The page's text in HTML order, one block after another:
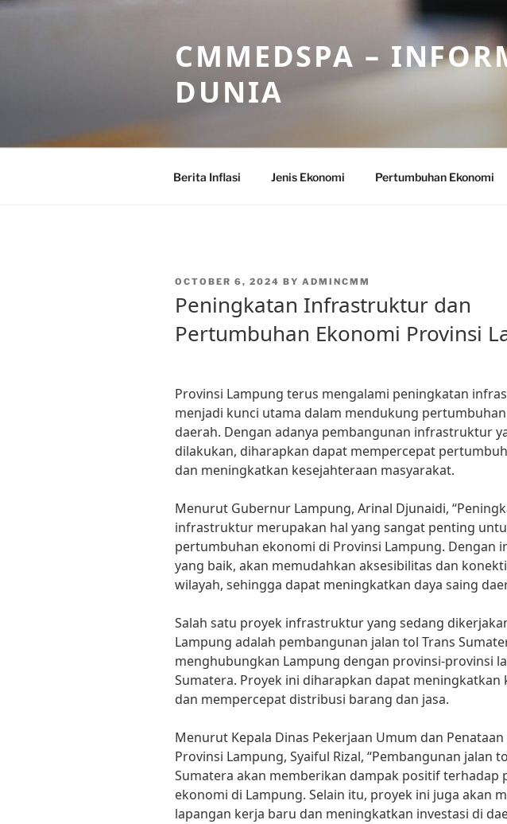
Skip
CMMEDSPA –
DUNIA
Berita Inflasi Jenis Ekonomi Pertumbuhan Ekonomi
POSTED
OCTOBER 6, 2024 BY ADMINCMM
Peningkatan Infrastruktur dan
Pertumbuhan Ekonomi Provinsi
Provinsi Lampung terus mengalami peningkatan
menjadi kunci utama dalam mendukung
daerah. Dengan adanya pembangunan infrastruktur
dilakukan, diharapkan dapat mempercepat
dan meningkatkan kesejahteraan masyarakat.
Menurut Gubernur Lampung, Arinal Djunaidi,
infrastruktur merupakan hal yang sangat penting
pertumbuhan ekonomi di Provinsi Lampung. Dengan
yang baik, akan memudahkan aksesibilitas dan
wilayah, sehingga dapat meningkatkan daya saing
Salah satu proyek infrastruktur yang sedang
Lampung adalah pembangunan jalan tol Trans
menghubungkan Lampung dengan provinsi-provinsi
Sumatera. Proyek ini diharapkan dapat meningkatkan
dan mempercepat distribusi barang dan jasa.
Menurut Kepala Dinas Pekerjaan Umum dan Penataan
Provinsi Lampung, Syaiful Rizal, “Pembangunan jalan
Sumatera akan memberikan dampak positif terhadap
ekonomi di Lampung. Selain itu, proyek ini juga akan
lapangan kerja baru dan meningkatkan investasi di